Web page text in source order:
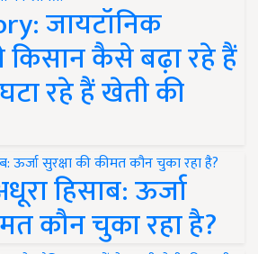
जायटॉनिक
किसान कैसे बढ़ा रहे हैं
रहे हैं खेती की
हिसाब: ऊर्जा
कौन चुका रहा है?